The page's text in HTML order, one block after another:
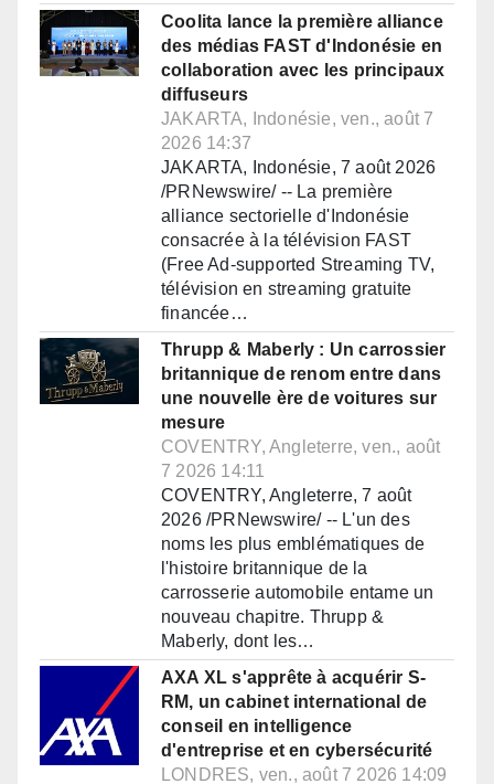
Coolita lance la première alliance
des médias FAST d'Indonésie en
collaboration avec les principaux
diffuseurs
JAKARTA, Indonésie, ven., août 7
2026 14:37
JAKARTA, Indonésie, 7 août 2026
/PRNewswire/ -- La première
alliance sectorielle d'Indonésie
consacrée à la télévision FAST
(Free Ad-supported Streaming TV,
télévision en streaming gratuite
financée…
Thrupp & Maberly : Un carrossier
britannique de renom entre dans
une nouvelle ère de voitures sur
mesure
COVENTRY, Angleterre, ven., août
7 2026 14:11
COVENTRY, Angleterre, 7 août
2026 /PRNewswire/ -- L'un des
noms les plus emblématiques de
l'histoire britannique de la
carrosserie automobile entame un
nouveau chapitre. Thrupp &
Maberly, dont les…
AXA XL s'apprête à acquérir S-
RM, un cabinet international de
conseil en intelligence
d'entreprise et en cybersécurité
LONDRES, ven., août 7 2026 14:09